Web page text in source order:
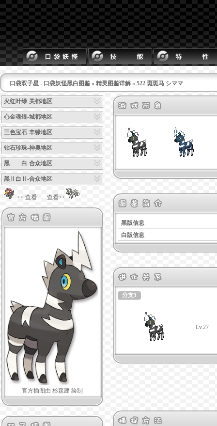
口袋双子星 - 口袋妖怪黑白图鉴 » 精灵图鉴详解 » 522 斑斑马 シママ
火红叶绿-关都地区
心金魂银-城都地区
三色宝石-丰缘地区
钻石珍珠-神奥地区
黑 白-合众地区
黑Ⅱ白Ⅱ-合众地区
<< 查看 查看>>
官方插图由 杉森建 绘制
黑版信息
白版信息
分支1
Lv.27